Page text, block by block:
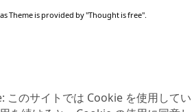
Theme is provided by "Thought is free".
このサイトでは Cookie を使用してい